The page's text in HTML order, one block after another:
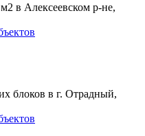
в Алексеевском р-не,
блоков в г. Отрадный,